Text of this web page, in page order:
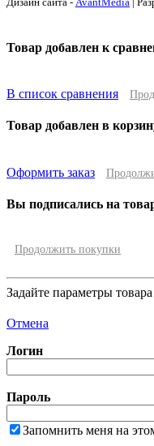
Товар добавлен к
В список сравнения
Товар добавлен в
Оформить заказ
Вы подписались на
Продолжить покупки
Задайте параметры товара
Отмена
Логин
Пароль
Запомнить меня на